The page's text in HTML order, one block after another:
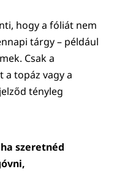
hogy a fóliát nem
tárgy – például
Csak a
a topáz vagy a
tényleg
szeretnéd